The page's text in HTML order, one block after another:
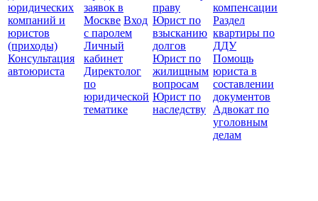
юридических
компаний и
юристов
(приходы)
Консультация
автоюриста
заявок в
Москве Вход
с паролем
Личный
кабинет
Директолог
по
юридической
тематике
праву
Юрист по
взысканию
долгов
Юрист по
жилищным
вопросам
Юрист по
наследству
компенсации
Раздел
квартиры по
ДДУ
Помощь
юриста в
составлении
документов
Адвокат по
уголовным
делам